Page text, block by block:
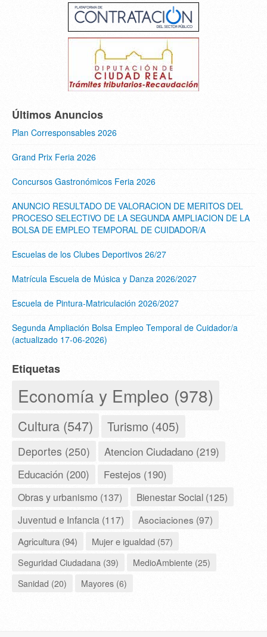
Últimos Anuncios
Plan Corresponsables 2026
Grand Prix Feria 2026
Concursos Gastronómicos Feria 2026
ANUNCIO RESULTADO DE VALORACION DE MERITOS DEL
PROCESO SELECTIVO DE LA SEGUNDA AMPLIACION DE LA
BOLSA DE EMPLEO TEMPORAL DE CUIDADOR/A
Escuelas de los Clubes Deportivos 26/27
Matrícula Escuela de Música y Danza 2026/2027
Escuela de Pintura-Matriculación 2026/2027
Segunda Ampliación Bolsa Empleo Temporal de Cuidador/a
(actualizado 17-06-2026)
Etiquetas
Economía y Empleo (978)
Cultura (547) Turismo (405)
Deportes (250) Atencion Ciudadano (219)
Educación (200) Festejos (190)
Obras y urbanismo (137)
Bienestar Social (125)
Juventud e Infancia (117)
Asociaciones (97)
Agricultura (94)
Mujer e igualdad (57)
Seguridad Ciudadana (39)
MedioAmbiente (25)
Sanidad (20)
Mayores (6)